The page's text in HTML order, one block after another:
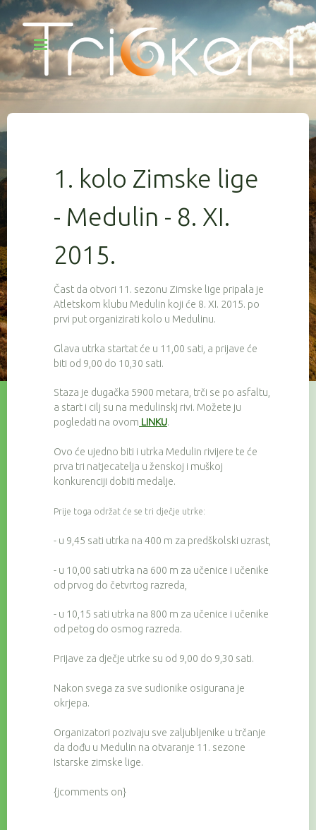
1. kolo Zimske lige
- Medulin - 8. XI.
2015.
Čast da otvori 11. sezonu Zimske lige pripala je
Atletskom klubu Medulin koji će 8. XI. 2015. po
prvi put organizirati kolo u Medulinu.
Glava utrka startat će u 11,00 sati, a prijave će
biti od 9,00 do 10,30 sati.
Staza je dugačka 5900 metara, trči se po asfaltu,
a start i cilj su na medulinskj rivi. Možete ju
pogledati na ovom LINKU.
Ovo će ujedno biti i utrka Medulin rivijere te će
prva tri natjecatelja u ženskoj i muškoj
konkurenciji dobiti medalje.
Prije toga održat će se tri dječje utrke:
- u 9,45 sati utrka na 400 m za predškolski uzrast,
- u 10,00 sati utrka na 600 m za učenice i učenike
od prvog do četvrtog razreda,
- u 10,15 sati utrka na 800 m za učenice i učenike
od petog do osmog razreda.
Prijave za dječje utrke su od 9,00 do 9,30 sati.
Nakon svega za sve sudionike osigurana je
okrjepa.
Organizatori pozivaju sve zaljubljenike u trčanje
da dođu u Medulin na otvaranje 11. sezone
Istarske zimske lige.
{jcomments on}